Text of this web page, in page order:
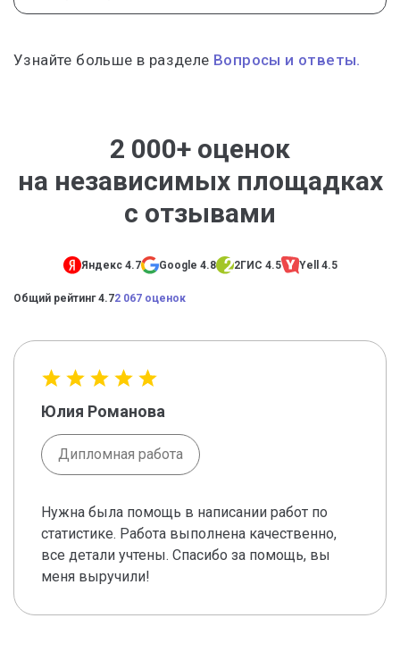
Узнайте больше в разделе Вопросы и ответы.
2 000+ оценок
на независимых площадках
с отзывами
Яндекс 4.7 Google 4.8 2ГИС 4.5 Yell 4.5
Общий рейтинг 4.72 067 оценок
Юлия Романова
Дипломная работа
Нужна была помощь в написании работ по
статистике. Работа выполнена качественно,
все детали учтены. Спасибо за помощь, вы
меня выручили!